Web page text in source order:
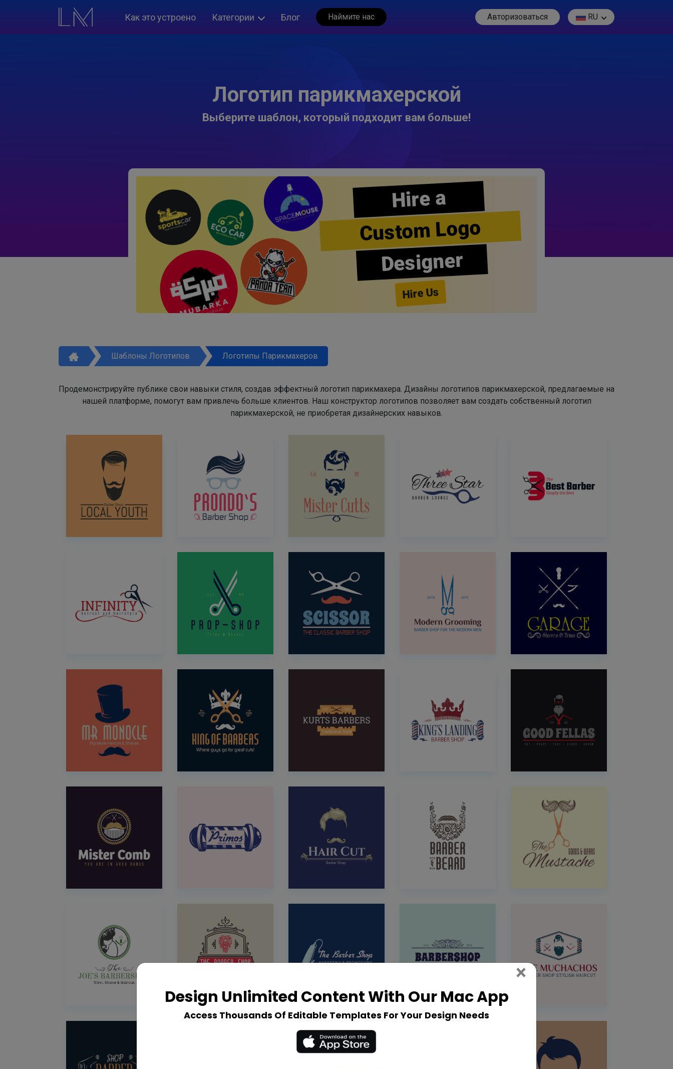
Как это устроено Категории Блог Наймите нас Авторизоваться RU
Логотип парикмахерской
Выберите шаблон, который подходит вам больше!
Hire a
Custom Logo
Designer
Hire Us
Шаблоны Логотипов Логотипы Парикмахеров
Продемонстрируйте публике свои навыки стиля, создав эффектный логотип парикмахера. Дизайны логотипов парикмахерской, предлагаемые на
нашей платформе, помогут вам привлечь больше клиентов. Наш конструктор логотипов позволяет вам создать собственный логотип
парикмахерской, не приобретая дизайнерских навыков.
Design Unlimited Content With Our Mac App
Access Thousands Of Editable Templates For Your Design Needs
× Close